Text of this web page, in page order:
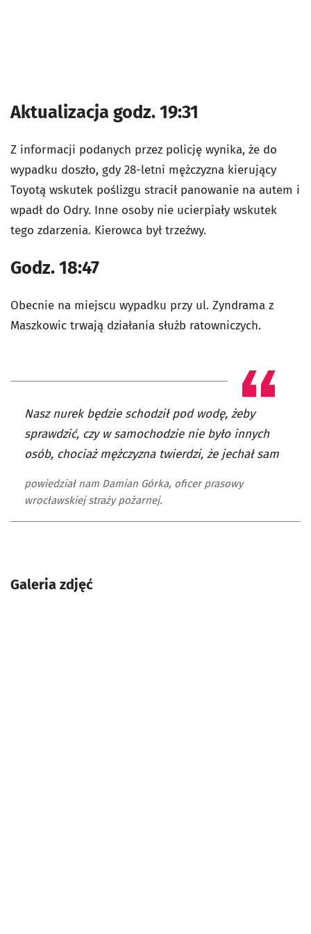
Aktualizacja godz. 19:31
Z informacji podanych przez policję wynika, że do
wypadku doszło, gdy 28-letni mężczyzna kierujący
Toyotą wskutek poślizgu stracił panowanie na autem i
wpadł do Odry. Inne osoby nie ucierpiały wskutek
tego zdarzenia. Kierowca był trzeźwy.
Godz. 18:47
Obecnie na miejscu wypadku przy ul. Zyndrama z
Maszkowic trwają działania służb ratowniczych.
Nasz nurek będzie schodził pod wodę, żeby
sprawdzić, czy w samochodzie nie było innych
osób, chociaż mężczyzna twierdzi, że jechał sam
powiedział nam Damian Górka, oficer prasowy
wrocławskiej straży pożarnej.
Galeria zdjęć